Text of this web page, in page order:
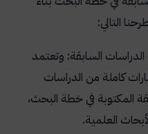
التالي:
الدراسات السابقة: وتعتمد
كاملة من الدراسات
المكتوبة في خطة البحث،
العلمية.